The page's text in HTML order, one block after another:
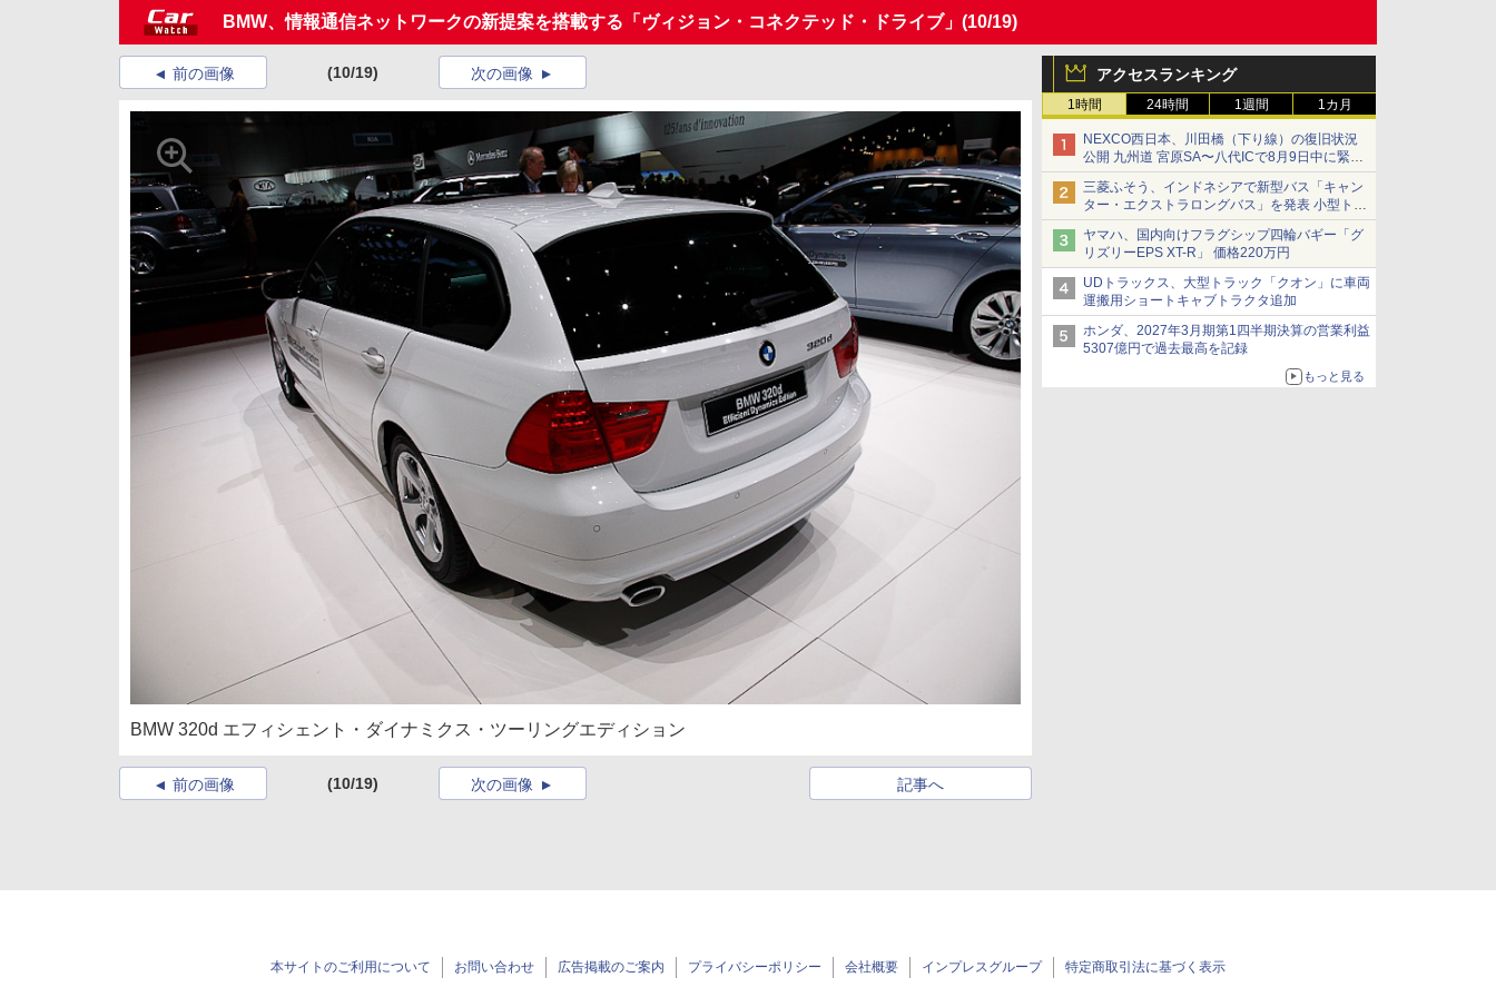
BMW、情報通信ネットワークの新提案を搭載する「ヴィジョン・コネクテッド・ドライブ」 (10/19)
アクセスランキング
1時間 24時間 1週間 1カ月
NEXCO西日本、川田橋（下り線）の復旧状況
公開 九州道 宮原SA〜八代ICで8月9日中に緊急
車両を通行可能に
三菱ふそう、インドネシアで新型バス「キャン
ター・エクストラロングバス」を発表 小型トラ
ックベースの観光・旅客輸送向けバス
ヤマハ、国内向けフラグシップ四輪バギー「グ
リズリーEPS XT-R」 価格220万円
UDトラックス、大型トラック「クオン」に車両
運搬用ショートキャブトラクタ追加
ホンダ、2027年3月期第1四半期決算の営業利益
5307億円で過去最高を記録
もっと見る
前の画像 (10/19) 次の画像
BMW 320d エフィシェント・ダイナミクス・ツーリングエディション
前の画像 (10/19) 記事へ
次の画像
本サイトのご利用について お問い合わせ 広告掲載のご案内 プライバシーポリシー 会社概要 インプレスグループ 特定商取引法に基づく表示